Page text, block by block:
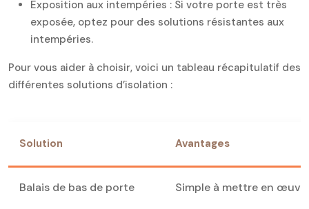
Exposition aux intempéries : Si votre porte est très
exposée, optez pour des solutions résistantes aux
intempéries.
Pour vous aider à choisir, voici un tableau récapitulatif des
différentes solutions d’isolation :
Solution Avantages
Balais de bas de porte Simple à mettre en